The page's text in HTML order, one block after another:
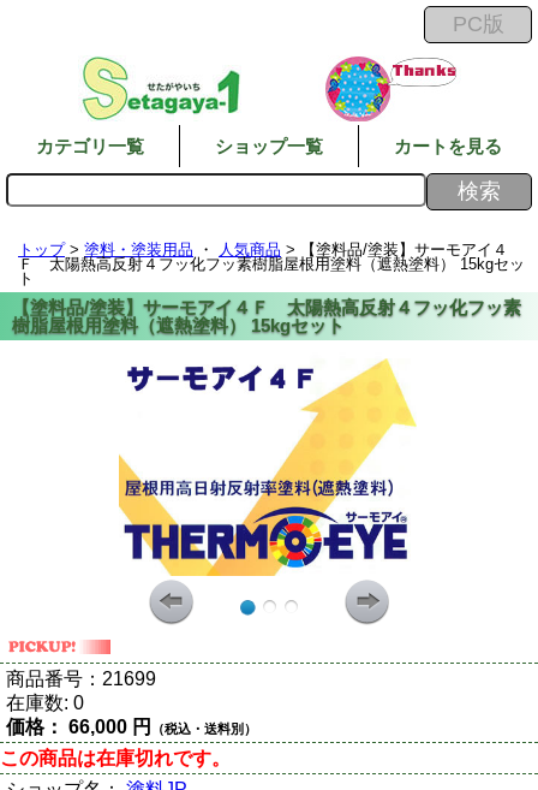
カテゴリ一覧 ショップ一覧 カートを見る
トップ> 塗料・塗装用品 ・ 人気商品 > 【塗料品/塗装】サーモアイ４
Ｆ 太陽熱高反射４フッ化フッ素樹脂屋根用塗料（遮熱塗料） 15kgセッ
ト
商品番号： 21699
在庫数: 0
価格： 66,000 円 （税込・送料別）
この商品は在庫切れです。